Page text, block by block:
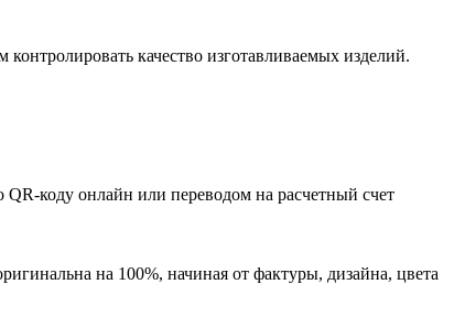
качество изготавливаемых изделий.
коду онлайн или переводом на расчетный счет
на 100%, начиная от фактуры, дизайна, цвета